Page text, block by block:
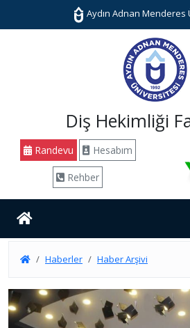
Aydın Adnan Menderes
Diş Hekimliği
Randevu Hesabım
Rehber
Haberler Haber Arşivi